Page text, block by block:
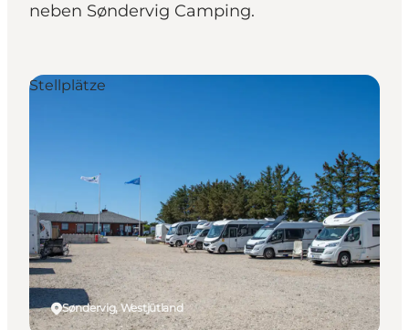
neben Søndervig Camping.
Søndervig, Westjütland
Stellplätze